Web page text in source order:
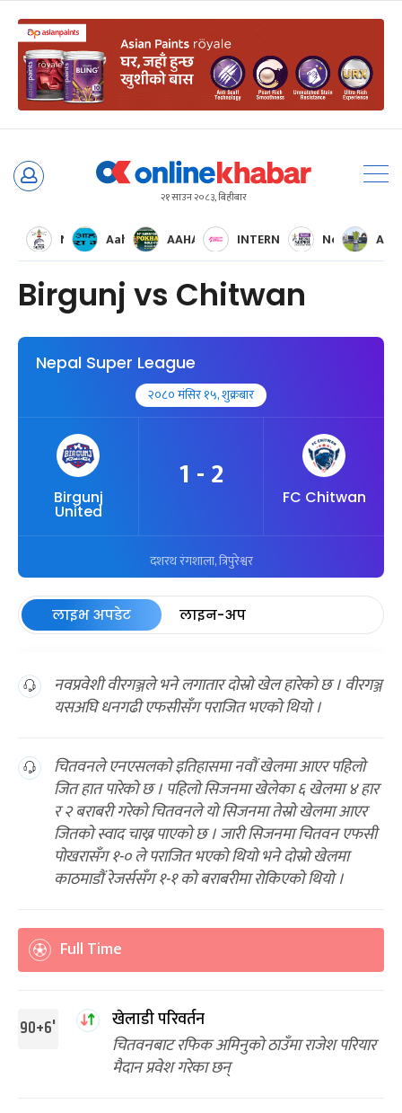
Skip
२१ साउन २०८३, बिहीबार
Nepal Super League
Aaha RARA Pokhara gold cup
AAHA RARA Pokhara Gold Cup 2025
INTERNATIONAL WOMENS
Nepal Super
Birgunj vs Chitwan
Nepal Super League
२०८० मंसिर १५, शुक्रबार
Birgunj
United
1 - 2
FC Chitwan
दशरथ रंगशाला, त्रिपुरेश्वर
लाइभ अपडेट लाइन-अप
नवप्रवेशी वीरगञ्जले भने लगातार दोस्रो खेल हारेको छ । वीरगञ्ज
यसअघि धनगढी एफसीसँग पराजित भएको थियो ।
चितवनले एनएसलको इतिहासमा नवौं खेलमा आएर पहिलो
जित हात पारेको छ । पहिलो सिजनमा खेलेका ६ खेलमा ४ हार
र २ बराबरी गरेको चितवनले यो सिजनमा तेस्रो खेलमा आएर
जितको स्वाद चाख्न पाएको छ । जारी सिजनमा चितवन एफसी
पोखरासँग १-० ले पराजित भएको थियो भने दोस्रो खेलमा
काठमाडौं रेजर्ससँग १-१ को बराबरीमा रोकिएको थियो ।
Full Time
90‌+6'
खेलाडी परिवर्तन
चितवनबाट रफिक अमिनुको ठाउँमा राजेश परियार
मैदान प्रवेश गरेका छन्